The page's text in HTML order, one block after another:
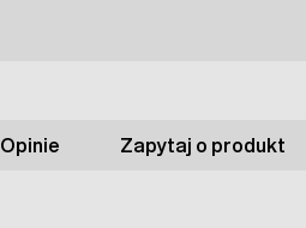
Opinie Zapytaj o produkt